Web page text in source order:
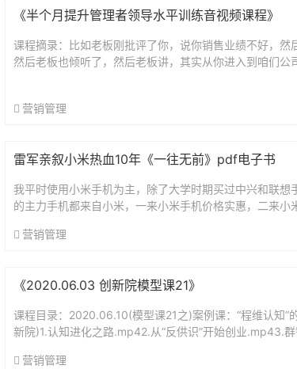
《半个月提升管理者领导水平训练音视频课程》
课程摘录：比如老板刚批评了你，说你销售业绩不好，然
然后老板也倾听了，然后老板讲，其实从你进入到咱们公
营销管理
雷军亲叙小米热血10年《一往无前》pdf电子书
我平时使用小米手机为主，除了大学时期买过中兴和联想
的主力手机都来自小米，一来小米手机价格实惠，二来小
纠...营销管理
《2020.06.03 创新院模型课21》
课程目录：2020.06.10(模型课21之)案例课：“程维认知”
新院)1.认知进化之路.mp42.从“反供识”开始创业.mp43.
营销管理